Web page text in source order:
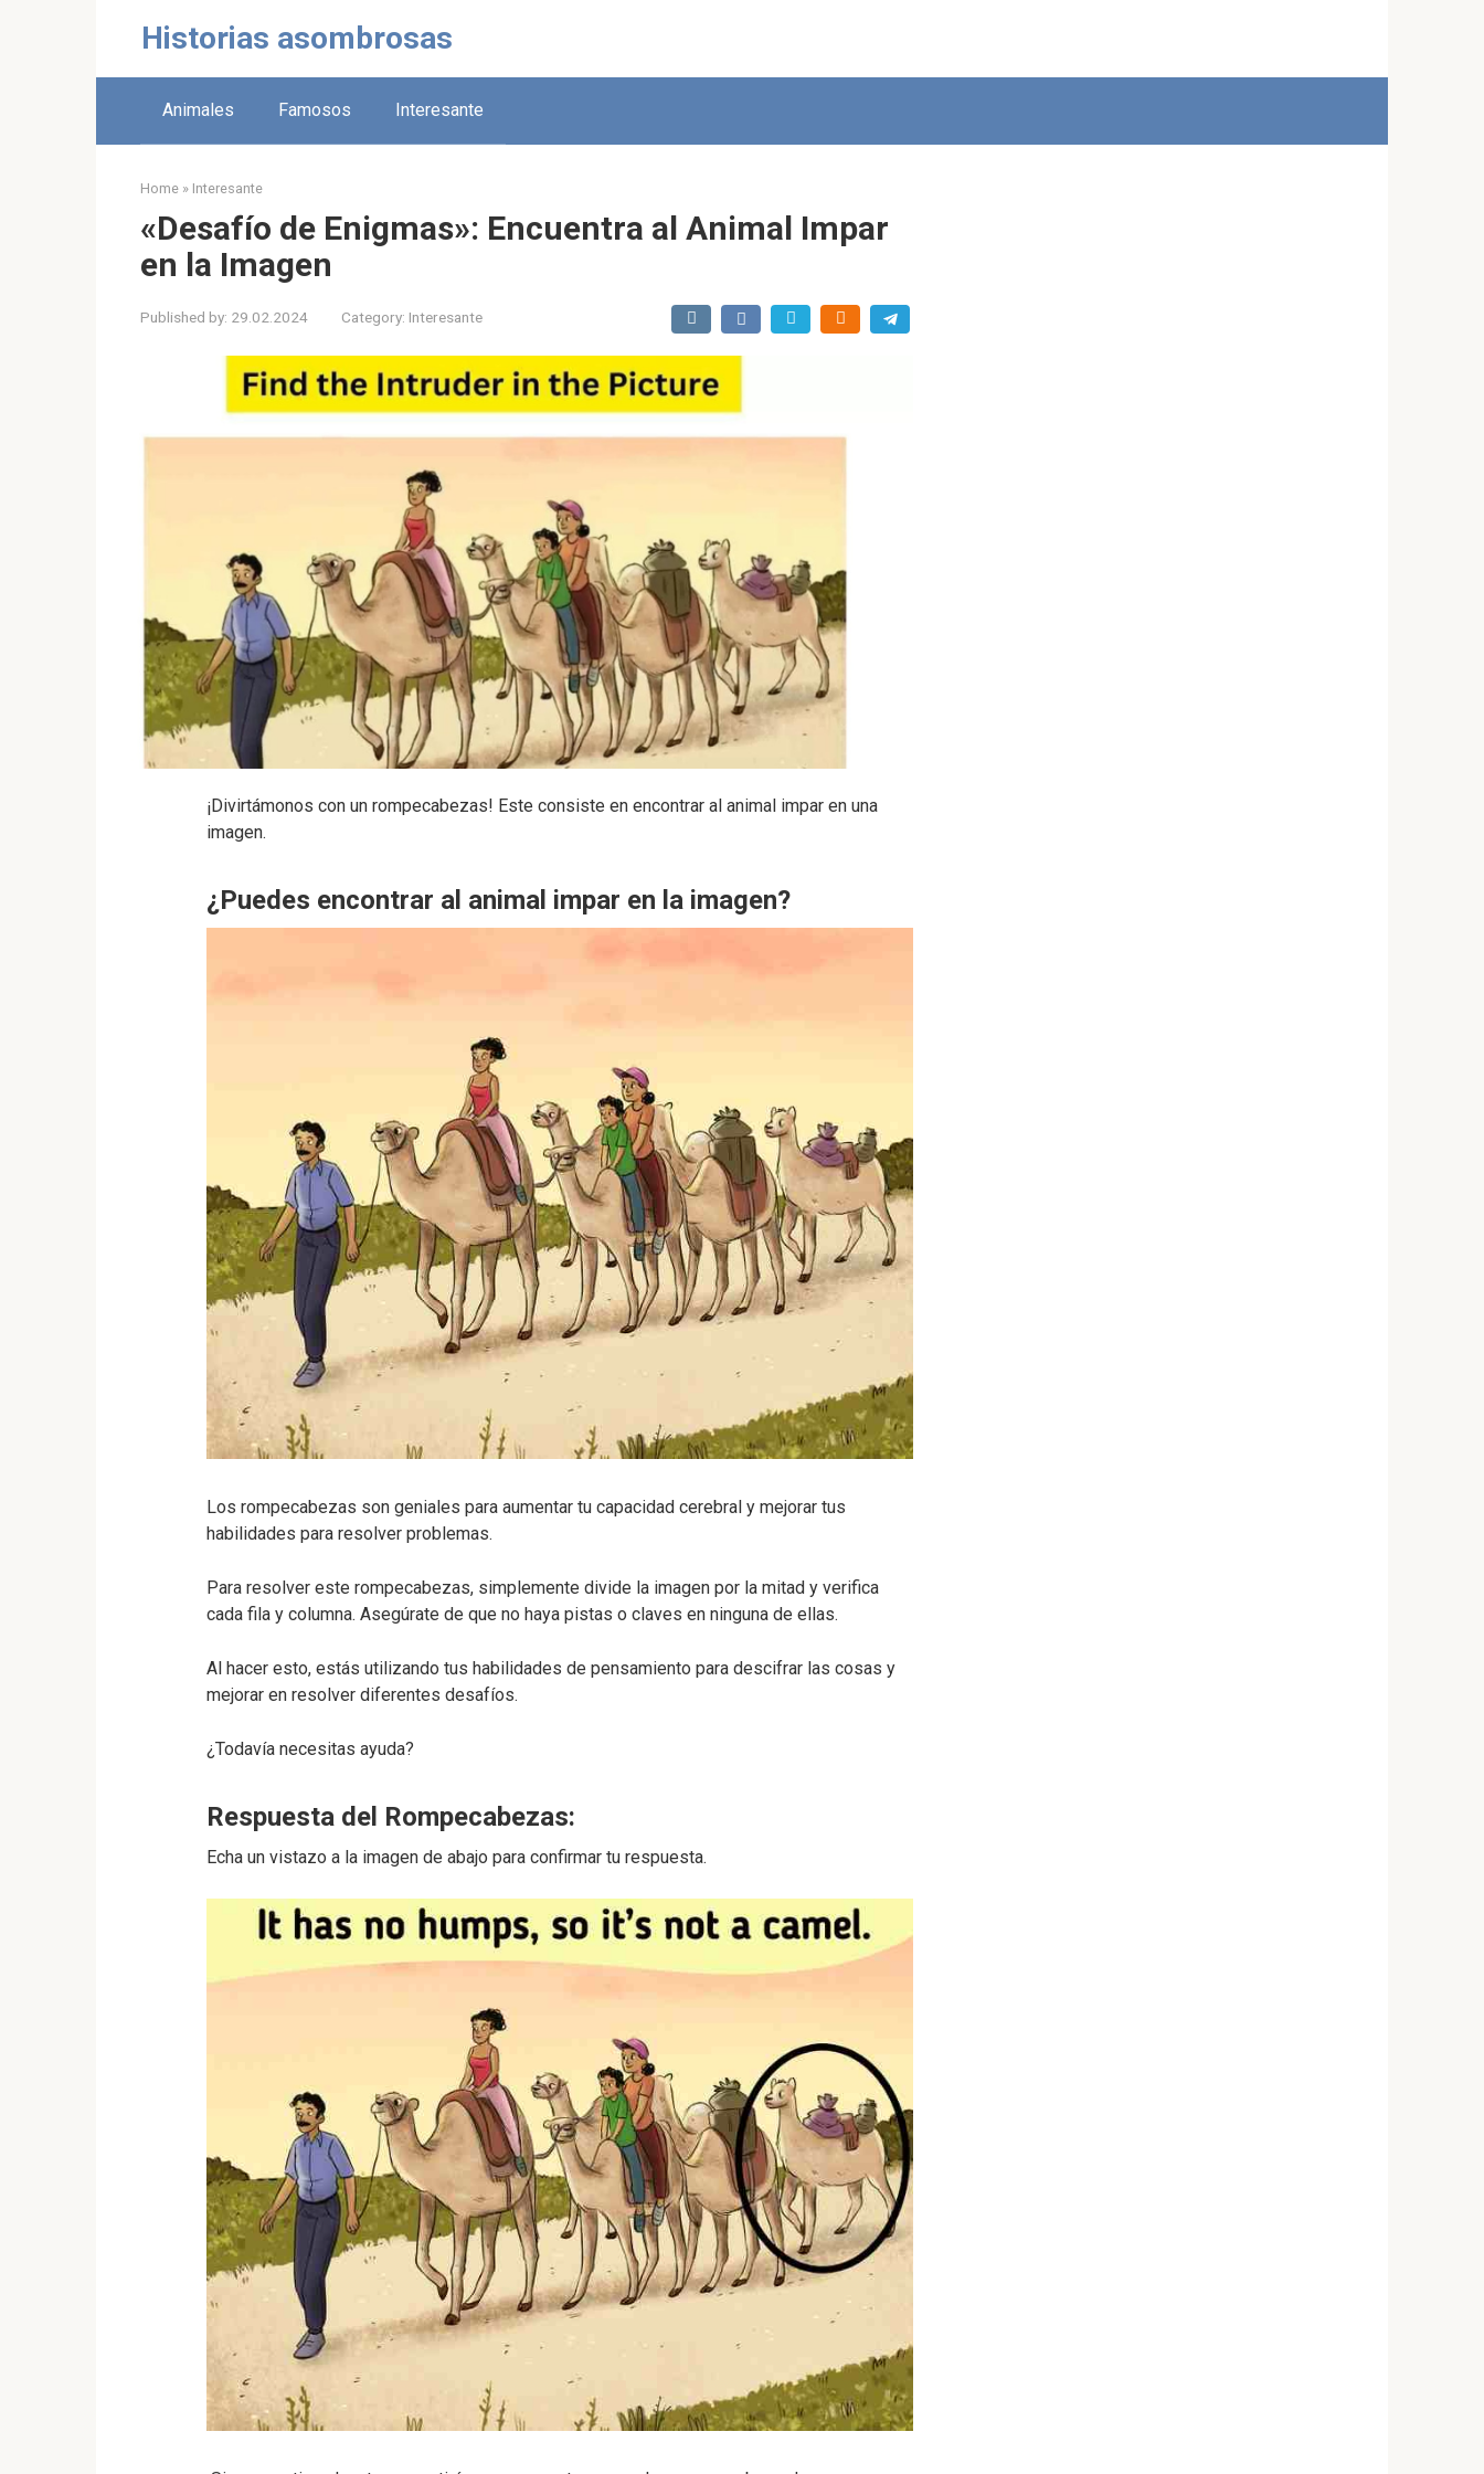
Historias asombrosas
Animales Famosos Interesante
Home » Interesante
«Desafío de Enigmas»: Encuentra al Animal Impar
en la Imagen
Published by: 29.02.2024 Category: Interesante
¡Divirtámonos con un rompecabezas! Este consiste en encontrar al animal impar en una
imagen.
¿Puedes encontrar al animal impar en la imagen?
Los rompecabezas son geniales para aumentar tu capacidad cerebral y mejorar tus
habilidades para resolver problemas.
Para resolver este rompecabezas, simplemente divide la imagen por la mitad y verifica
cada fila y columna. Asegúrate de que no haya pistas o claves en ninguna de ellas.
Al hacer esto, estás utilizando tus habilidades de pensamiento para descifrar las cosas y
mejorar en resolver diferentes desafíos.
¿Todavía necesitas ayuda?
Respuesta del Rompecabezas:
Echa un vistazo a la imagen de abajo para confirmar tu respuesta.